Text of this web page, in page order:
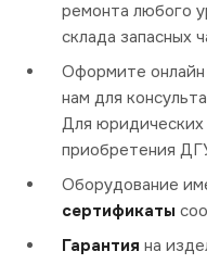
ремонта любого
склада запасных
Оформите онлайн
нам для
Для юридических
приобретения
Оборудование
сертификаты
Гарантия на